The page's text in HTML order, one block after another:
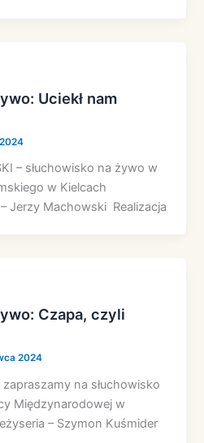
Uciekł nam
– słuchowisko na żywo w
w Kielcach
Jerzy Machowski Realizacja
Czapa, czyli
2024
na słuchowisko
Międzynarodowej w
– Szymon Kuśmider